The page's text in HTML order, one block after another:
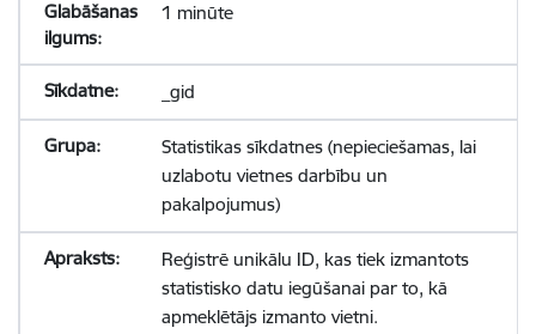
1 minūte
_gid
Statistikas sīkdatnes (nepieciešamas, lai
uzlabotu vietnes darbību un
pakalpojumus)
Reģistrē unikālu ID, kas tiek izmantots
statistisko datu iegūšanai par to, kā
apmeklētājs izmanto vietni.